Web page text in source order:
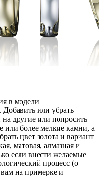
в модели,
Добавить или убрать
другие или попросить
или более мелкие камни, а
цвет золота и вариант
матовая, алмазная и
если внести желаемые
процесс (о
вам на примерке и